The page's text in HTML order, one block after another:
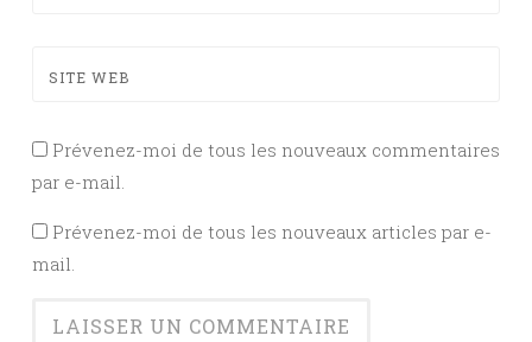
SITE WEB
Prévenez-moi de tous les nouveaux commentaires
par e-mail.
Prévenez-moi de tous les nouveaux articles par e-
mail.